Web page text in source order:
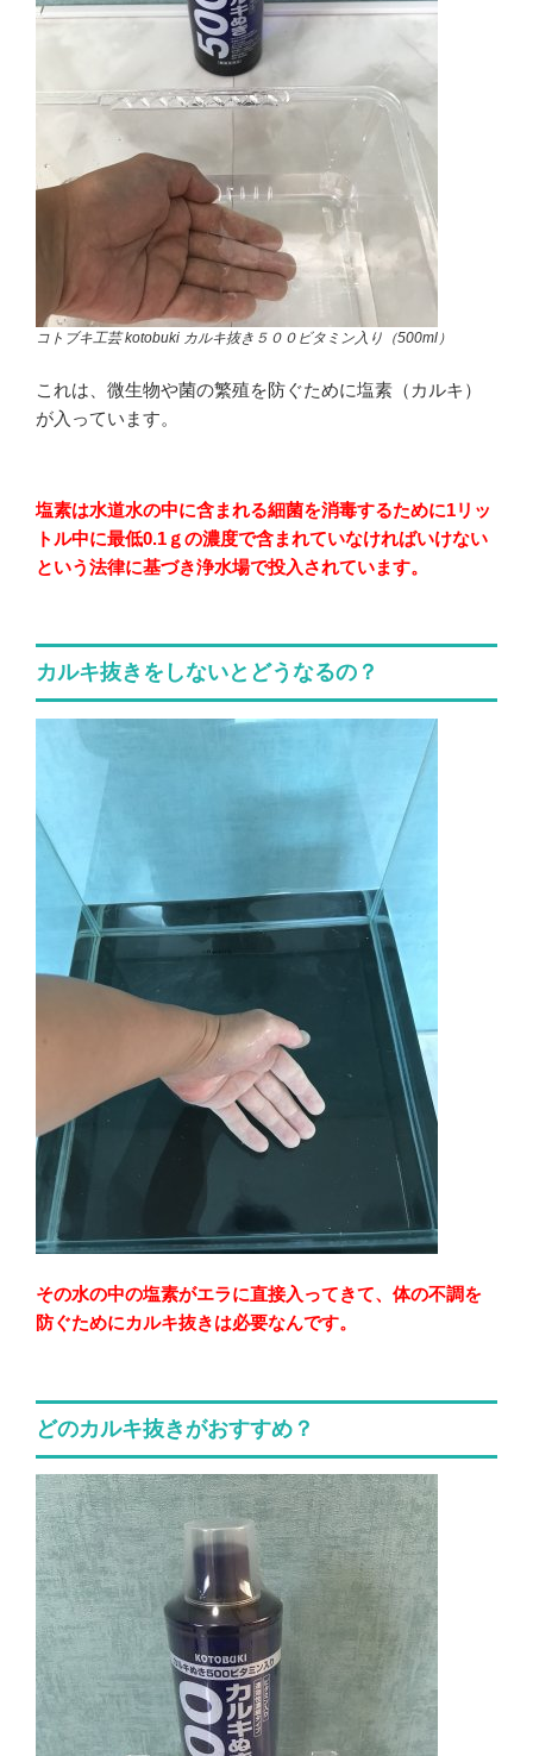
コトブキ工芸 kotobuki カルキ抜き５００ビタミン入り（500ml）
これは、微生物や菌の繁殖を防ぐために塩素（カルキ）
が入っています。
塩素は水道水の中に含まれる細菌を消毒するために1リッ
トル中に最低0.1ｇの濃度で含まれていなければいけない
という法律に基づき浄水場で投入されています。
カルキ抜きをしないとどうなるの？
その水の中の塩素がエラに直接入ってきて、体の不調を
防ぐためにカルキ抜きは必要なんです。
どのカルキ抜きがおすすめ？